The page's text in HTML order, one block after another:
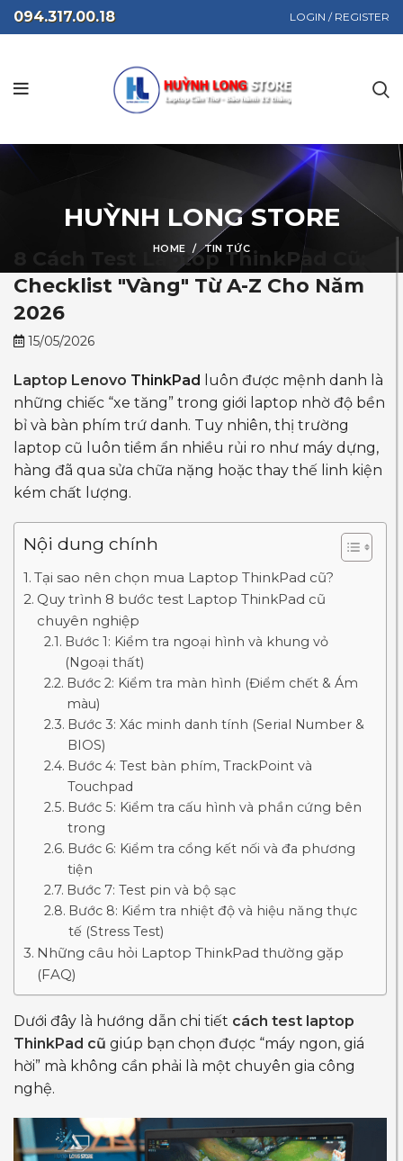
094.317.00.18 LOGIN / REGISTER
HUỲNH LONG STORE
HOME TIN TỨC
8 Cách Test Laptop ThinkPad Cũ:
Checklist "Vàng" Từ A-Z Cho Năm
2026
15/05/2026
Laptop Lenovo ThinkPad luôn được mệnh danh là
những chiếc “xe tăng” trong giới laptop nhờ độ bền
bỉ và bàn phím trứ danh. Tuy nhiên, thị trường
laptop cũ luôn tiềm ẩn nhiều rủi ro như máy dựng,
hàng đã qua sửa chữa nặng hoặc thay thế linh kiện
kém chất lượng.
Nội dung chính
Tại sao nên chọn mua Laptop ThinkPad cũ?
Quy trình 8 bước test Laptop ThinkPad cũ
chuyên nghiệp
Bước 1: Kiểm tra ngoại hình và khung vỏ
(Ngoại thất)
Bước 2: Kiểm tra màn hình (Điểm chết & Ám
màu)
Bước 3: Xác minh danh tính (Serial Number &
BIOS)
Bước 4: Test bàn phím, TrackPoint và
Touchpad
Bước 5: Kiểm tra cấu hình và phần cứng bên
trong
Bước 6: Kiểm tra cổng kết nối và đa phương
tiện
Bước 7: Test pin và bộ sạc
Bước 8: Kiểm tra nhiệt độ và hiệu năng thực
tế (Stress Test)
Những câu hỏi Laptop ThinkPad thường gặp
(FAQ)
Dưới đây là hướng dẫn chi tiết cách test laptop
ThinkPad cũ giúp bạn chọn được “máy ngon, giá
hời” mà không cần phải là một chuyên gia công
nghệ.